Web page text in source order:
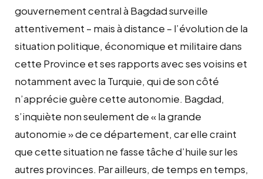
gouvernement central à Bagdad surveille
attentivement – mais à distance – l’évolution de la
situation politique, économique et militaire dans
cette Province et ses rapports avec ses voisins et
notamment avec la Turquie, qui de son côté
n’apprécie guère cette autonomie. Bagdad,
s’inquiète non seulement de « la grande
autonomie » de ce département, car elle craint
que cette situation ne fasse tâche d’huile sur les
autres provinces. Par ailleurs, de temps en temps,